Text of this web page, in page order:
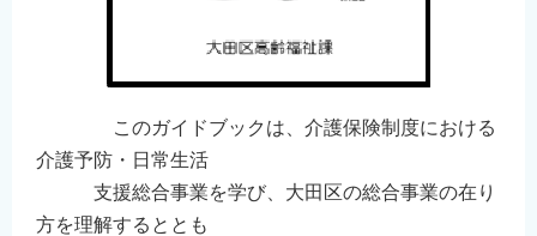
このガイドブックは、介護保険制度における
介護予防・日常生活
支援総合事業を学び、大田区の総合事業の在り
方を理解するととも